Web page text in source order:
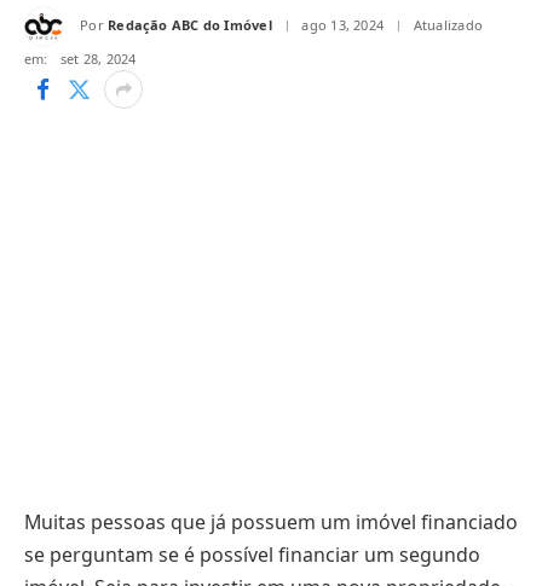
Por Redação ABC do Imóvel ago 13, 2024
Atualizado
em:
set 28, 2024
Muitas pessoas que já possuem um imóvel financiado
se perguntam se é possível financiar um segundo